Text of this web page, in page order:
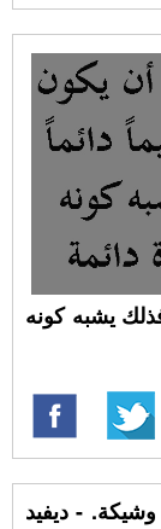
يشبه كونه
- ديفيد